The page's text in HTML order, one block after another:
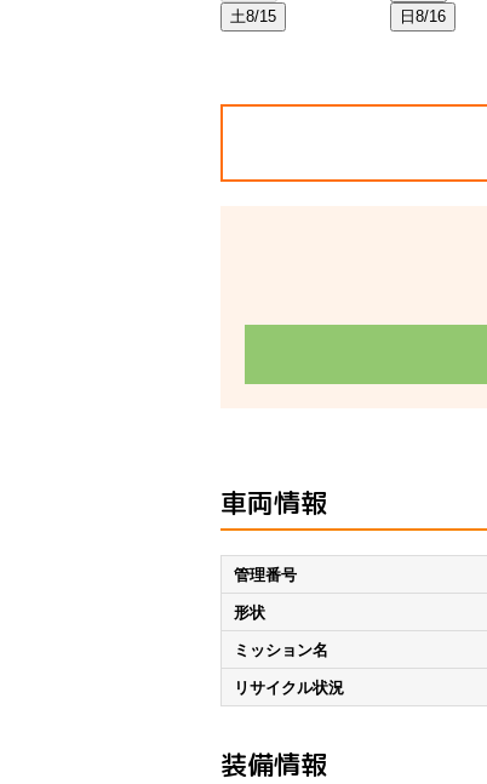
土8/15 日8/16
車両情報
管理番号
形状
ミッション名
リサイクル状況
装備情報